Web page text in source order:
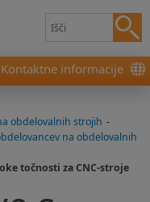
Kontaktne informacije
obdelovalnih strojih -
na obdelovalnih
točnosti za CNC-stroje